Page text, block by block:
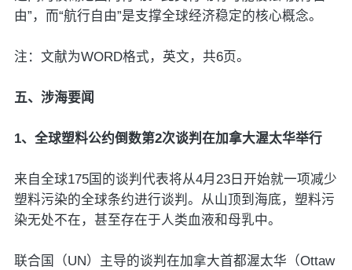
由”，而“航行自由”是支撑全球经济稳定的核心概念。
注：文献为WORD格式，英文，共6页。
五、涉海要闻
1、全球塑料公约倒数第2次谈判在加拿大渥太华举行
来自全球175国的谈判代表将从4月23日开始就一项减少
塑料污染的全球条约进行谈判。从山顶到海底，塑料污
染无处不在，甚至存在于人类血液和母乳中。
联合国（UN）主导的谈判在加拿大首都渥太华（Ottaw